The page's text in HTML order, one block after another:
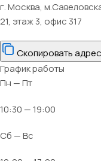
г. Москва,
21, этаж 3, офис 317
Скопировать адрес
График работы
Пн — Пт
10:30 — 19:00
Сб — Вс